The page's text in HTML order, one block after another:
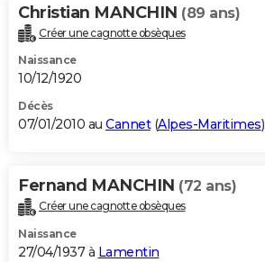
Christian MANCHIN (89 ans)
Créer une cagnotte obsèques
Naissance
10/12/1920
Décès
07/01/2010 au Cannet(Alpes-Maritimes)
Fernand MANCHIN (72 ans)
Créer une cagnotte obsèques
Naissance
27/04/1937 à Lamentin